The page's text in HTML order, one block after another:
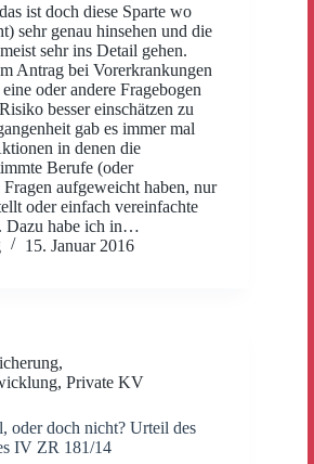
ist doch diese Sparte wo
sehr genau hinsehen und die
sehr ins Detail gehen.
Antrag bei Vorerkrankungen
oder andere Fragebogen
besser einschätzen zu
gab es immer mal
in denen die
Berufe (oder
aufgeweicht haben, nur
oder einfach vereinfachte
Dazu habe ich in…
15. Januar 2016
,
, Private KV
oder doch nicht? Urteil des
IV ZR 181/14